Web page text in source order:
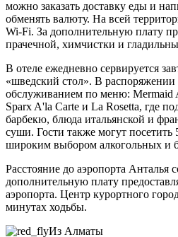
можно заказать доставку еды и
обменять валюту. На всей
Wi-Fi. За дополнительную плату
прачечной, химчистки и
В отеле ежедневно сервируется
«шведский стол». В распоряжении
обслуживанием по меню: Mermaid
Sparx A'la Carte и La Rosetta, где
барбекю, блюда итальянской и
суши. Гости также могут
широким выбором алкогольных и
Расстояние до аэропорта Анталья
дополнительную плату
аэропорта. Центр курортного
минутах ходьбы.
Из Алматы